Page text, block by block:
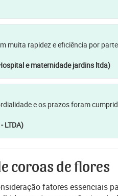
muita rapidez e eficiência por
e maternidade jardins ltda)
e os prazos foram
LTDA)
coroas de flores
fatores essenciais